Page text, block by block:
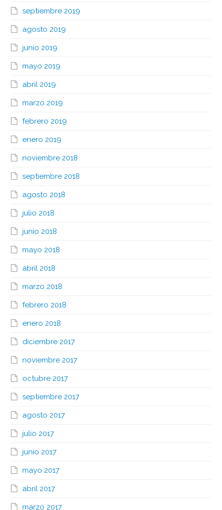
septiembre 2019
agosto 2019
junio 2019
mayo 2019
abril 2019
marzo 2019
febrero 2019
enero 2019
noviembre 2018
septiembre 2018
agosto 2018
julio 2018
junio 2018
mayo 2018
abril 2018
marzo 2018
febrero 2018
enero 2018
diciembre 2017
noviembre 2017
octubre 2017
septiembre 2017
agosto 2017
julio 2017
junio 2017
mayo 2017
abril 2017
marzo 2017